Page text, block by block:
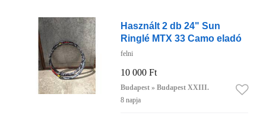
Használt 2 db 24" Sun
Ringlé MTX 33 Camo eladó
felni
10 000 Ft
Budapest » Budapest XXIII.
8 napja